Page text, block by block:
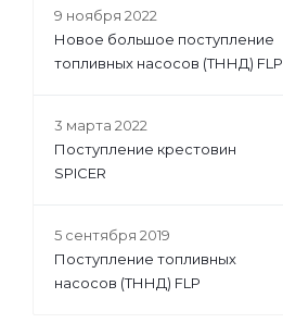
9 ноября 2022
Новое большое поступление
топливных насосов (ТННД) FLP
3 марта 2022
Поступление крестовин
SPICER
5 сентября 2019
Поступление топливных
насосов (ТННД) FLP